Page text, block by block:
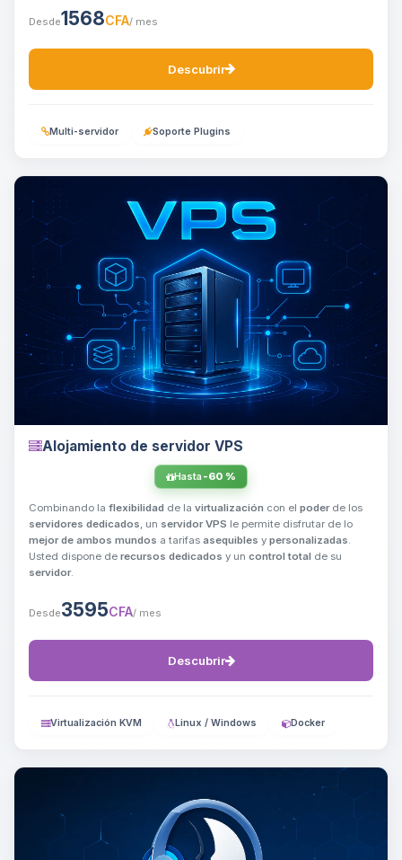
Desde1568CFA/ mes
Descubrir
Multi-servidor Soporte Plugins
Alojamiento de servidor VPS
Hasta -60 %
Combinando la flexibilidad de la virtualización con el poderde los
servidores dedicados, un servidor VPS le permite disfrutar de lo
mejor de ambos mundos a tarifas asequibles y personalizadas.
Usted dispone de recursos dedicados y un control total de su
servidor.
Desde3595CFA/ mes
Descubrir
Virtualización KVM Linux / Windows Docker